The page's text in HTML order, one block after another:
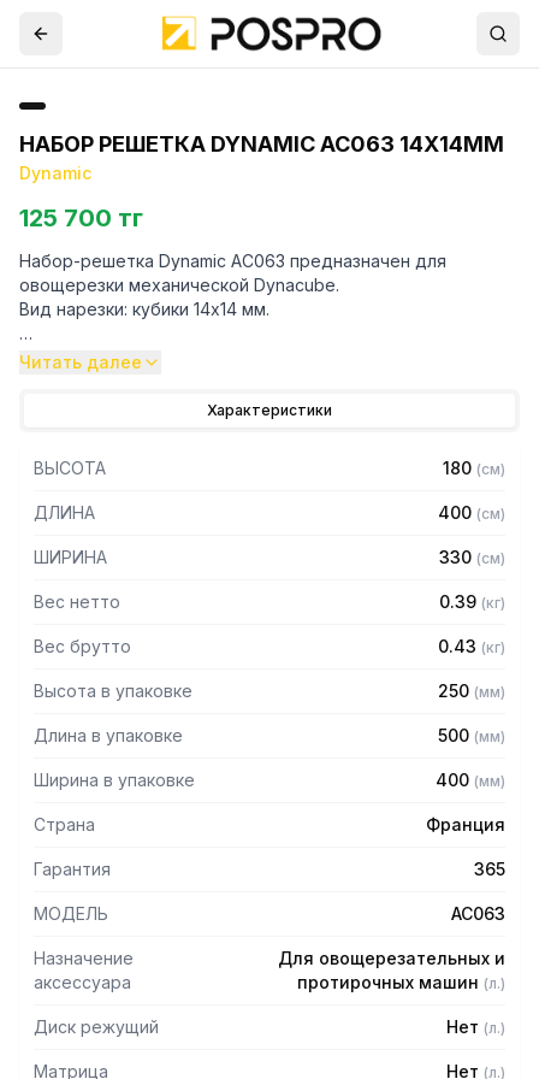
НАБОР РЕШЕТКА DYNAMIC AC063 14Х14ММ
Dynamic
125 700 тг
Набор-решетка Dynamic AC063 предназначен для
овощерезки механической Dynacube.
Вид нарезки: кубики 14х14 мм.
Для уточнения совместимости аксессуаров с
Читать далее
Характеристики
ВЫСОТА 180 (см)
ДЛИНА 400 (см)
ШИРИНА 330 (см)
Вес нетто 0.39 (кг)
Вес брутто 0.43 (кг)
Высота в упаковке 250 (мм)
Длина в упаковке 500 (мм)
Ширина в упаковке 400 (мм)
Страна Франция
Гарантия 365
МОДЕЛЬ AC063
Назначение
аксессуара
Для овощерезательных и
протирочных машин (л.)
Диск режущий Нет (л.)
Матрица Нет (л.)